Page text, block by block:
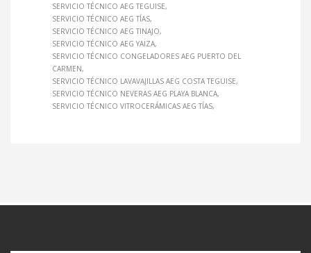
SERVICIO TÉCNICO AEG TEGUISE
SERVICIO TÉCNICO AEG TÍAS
SERVICIO TÉCNICO AEG TINAJO
SERVICIO TÉCNICO AEG YAIZA
SERVICIO TÉCNICO CONGELADORES AEG PUERTO DEL
CARMEN
SERVICIO TÉCNICO LAVAVAJILLAS AEG COSTA TEGUISE
SERVICIO TÉCNICO NEVERAS AEG PLAYA BLANCA
SERVICIO TÉCNICO VITROCERÁMICAS AEG TÍAS